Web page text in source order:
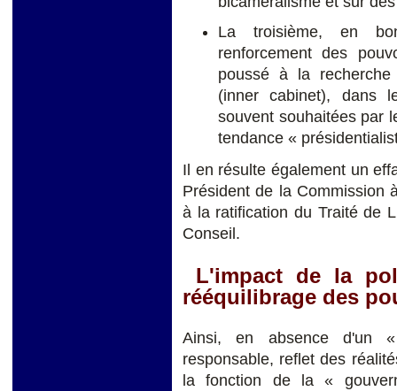
La troisième, en
renforcement des
poussé à la
(inner cabinet), dans
souvent souhaitées par
tendance «
Il en résulte également un
Président de la Commission
à la ratification du Traité de
Conseil.
L'impact de la
rééquilibrage des
Ainsi, en absence d'un
responsable, reflet des
la fonction de la «